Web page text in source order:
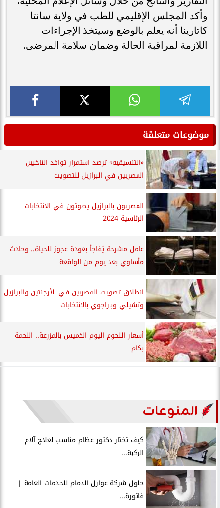
وأكد المجلس الإقليمي للطب في ولاية سانتا
كاتارينا أنه يعلم بالوضع وسيتخذ الإجراءات
اللازمة لمراقبة الحالة وضمان سلامة المرضى.
موضوعات متعلقة
«التنسيقية» ترصد استمرار توافد الناخبين
المصريين في البرازيل للتصويت
المصريون بالبرازيل يصوتون في الانتخابات
الرئاسية 2024
عامل مشرحة يٌفاجأ بعودة عجوز للحياة.. وحادث
مأساوي بعد يوم من الواقعة
انطلاق تصويت المصريين في الأرجنتين والبرازيل
وتشيلي وباراجوي بالانتخابات
أسعار اللحوم اليوم الخميس بالمزرعة.. اللحمة
بكام
المنوعات
كيف تختار دكتور عظام مناسب لعلاج آلام
الركبة...
حلول شركة عوازل الدمام للخدمات العامة |
فاتورة...